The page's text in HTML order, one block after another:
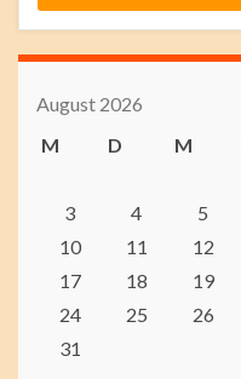
August 2026
M
D M
3
4 5
10
11 12
17
18 19
24
25 26
31